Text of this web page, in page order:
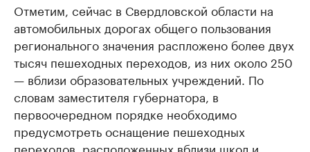
Отметим, сейчас в Свердловской области на
автомобильных дорогах общего пользования
регионального значения распложено более двух
тысяч пешеходных переходов, из них около 250
— вблизи образовательных учреждений. По
словам заместителя губернатора, в
первоочередном порядке необходимо
предусмотреть оснащение пешеходных
переходов, расположенных вблизи школ и